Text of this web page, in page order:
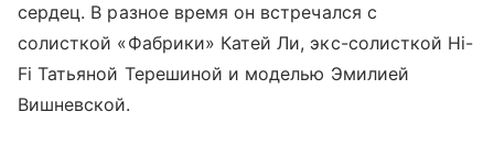
сердец. В разное время он встречался с
солисткой «Фабрики» Катей Ли, экс-солисткой Hi-
Fi Татьяной Терешиной и моделью Эмилией
Вишневской.